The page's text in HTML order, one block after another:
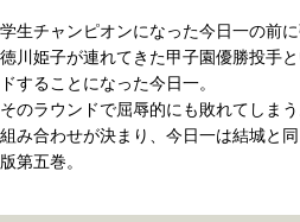
学生チャンピオンになった今日一の前に
徳川姫子が連れてきた甲子園優勝投手
ドすることになった今日一。
そのラウンドで屈辱的にも敗れてしま
組み合わせが決まり、今日一は結城と
版第五巻。